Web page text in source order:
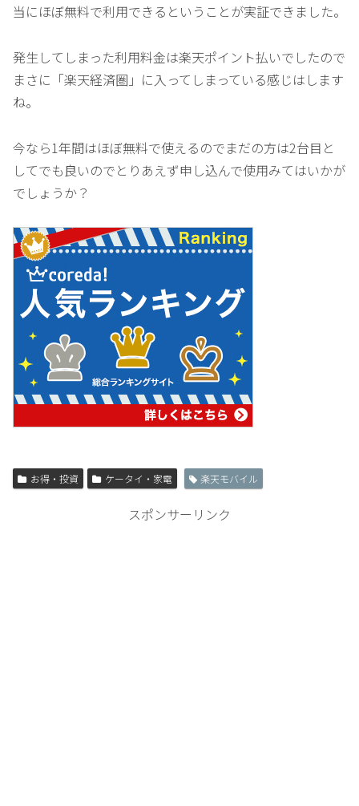
当にほぼ無料で利用できるということが実証できました。
発生してしまった利用料金は楽天ポイント払いでしたので
まさに「楽天経済圏」に入ってしまっている感じはします
ね。
今なら1年間はほぼ無料で使えるのでまだの方は2台目と
してでも良いのでとりあえず申し込んで使用みてはいかが
でしょうか？
お得・投資 ケータイ・家電 楽天モバイル
スポンサーリンク